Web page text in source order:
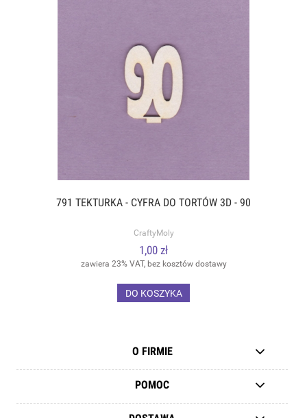
791 TEKTURKA - CYFRA DO TORTÓW 3D - 90
CraftyMoly
1,00 zł
zawiera 23% VAT, bez kosztów dostawy
DO KOSZYKA
O FIRMIE
POMOC